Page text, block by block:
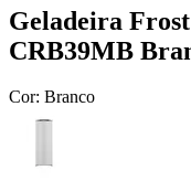
Geladeira
CRB39MB
Cor: Branco